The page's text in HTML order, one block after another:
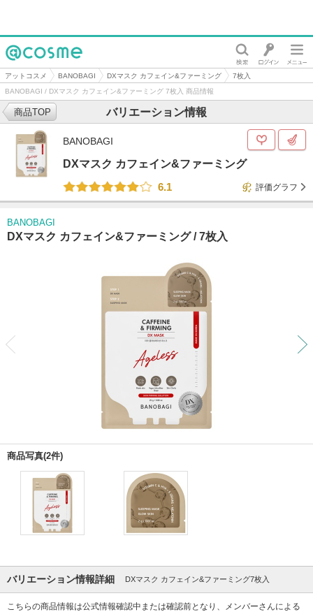
@cosme
アットコスメ BANOBAGI DXマスク カフェイン&ファーミング
7枚入
BANOBAGI / DXマスク カフェイン&ファーミング 7枚入 商品情報
バリエーション情報
商品TOP
BANOBAGI
DXマスク カフェイン&ファーミング
6.1
評価グラフ
BANOBAGI
DXマスク カフェイン&ファーミング /7枚入
商品写真(2件)
バリエーション情報詳細 DXマスク カフェイン&ファーミング7枚入
こちらの商品情報は公式情報確認中または確認前となり、メンバーさんによる